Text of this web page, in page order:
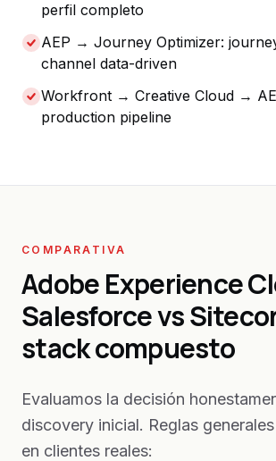
perfil completo
AEP → Journey Optimizer:
channel data-driven
Workfront → Creative Cloud →
production pipeline
COMPARATIVA
Adobe Experience
Salesforce vs
stack compuesto
Evaluamos la decisión
discovery inicial. Reglas
en clientes reales: